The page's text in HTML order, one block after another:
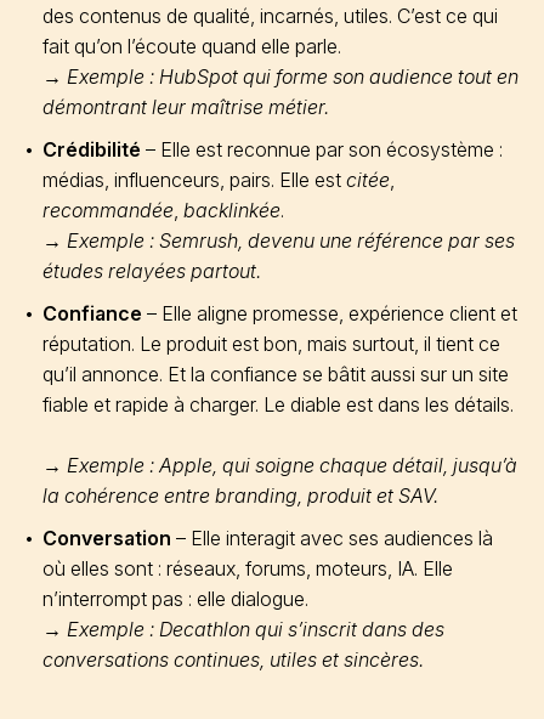
des contenus de qualité, incarnés, utiles. C’est ce qui
fait qu’on l’écoute quand elle parle.
→ Exemple : HubSpot qui forme son audience tout en
démontrant leur maîtrise métier.
Crédibilité – Elle est reconnue par son écosystème :
médias, influenceurs, pairs. Elle est citée,
recommandée, backlinkée.
→ Exemple : Semrush, devenu une référence par ses
études relayées partout.
Confiance – Elle aligne promesse, expérience client et
réputation. Le produit est bon, mais surtout, il tient ce
qu’il annonce. Et la confiance se bâtit aussi sur un site
fiable et rapide à charger. Le diable est dans les détails.
→ Exemple : Apple, qui soigne chaque détail, jusqu’à
la cohérence entre branding, produit et SAV.
Conversation – Elle interagit avec ses audiences là
où elles sont : réseaux, forums, moteurs, IA. Elle
n’interrompt pas : elle dialogue.
→ Exemple : Decathlon qui s’inscrit dans des
conversations continues, utiles et sincères.